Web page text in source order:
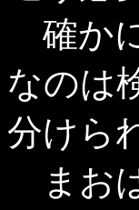
確か
なのは
分けら
まお